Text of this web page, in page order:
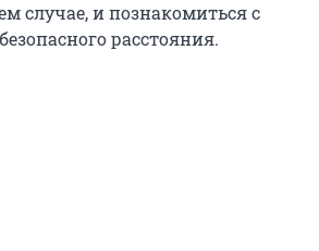
случае, и познакомиться с
расстояния.